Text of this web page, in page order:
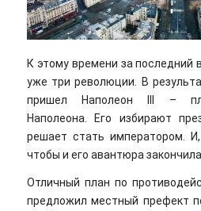
К этому времени за последний
уже три революции. В
пришел Наполеон III –
Наполеона. Его избирают
решает стать императором.
чтобы и его авантюра
Отличный план по
предложил местный префект